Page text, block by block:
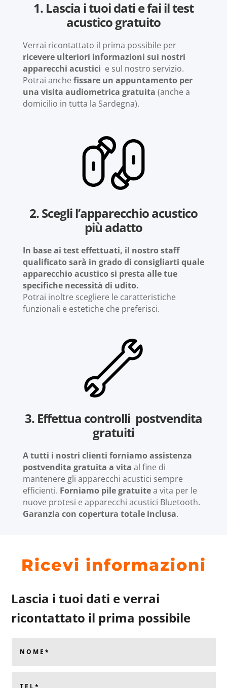
1. Lascia i tuoi dati e fai il test
acustico gratuito
Verrai ricontattato il prima possibile per
ricevere ulteriori informazioni sui nostri
apparecchi acustici e sul nostro servizio.
Potrai anchefissare un appuntamento per
una visita audiometrica gratuita (anche a
domicilio in tutta la Sardegna).
2. Scegli l’apparecchio acustico
più adatto
In base ai test effettuati, il nostro staff
qualificato sarà in grado di consigliarti quale
apparecchio acustico si presta alle tue
specifiche necessità di udito.
Potrai inoltre scegliere le caratteristiche
funzionali e estetiche che preferisci.
3. Effettua controlli postvendita
gratuiti
A tutti i nostri clienti forniamo assistenza
postvendita gratuita a vita al fine di
mantenere gli apparecchi acustici sempre
efficienti. Forniamo pile gratuitea vita per le
nuove protesi e apparecchi acustici Bluetooth.
Garanzia con copertura totale inclusa.
Ricevi informazioni
Lascia i tuoi dati e verrai
ricontattato il prima possibile